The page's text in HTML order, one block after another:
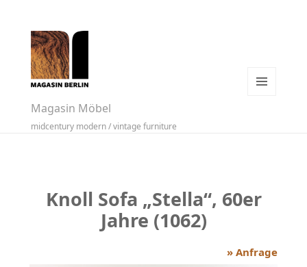
Magasin Möbel
midcentury modern / vintage furniture
Knoll Sofa „Stella“, 60er
Jahre (1062)
» Anfrage